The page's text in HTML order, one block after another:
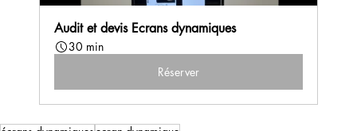
Audit et devis Ecrans dynamiques
30 min
Réserver